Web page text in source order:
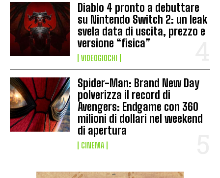
Diablo 4 pronto a debuttare
su Nintendo Switch 2: un leak
svela data di uscita, prezzo e
versione “fisica”
VIDEOGIOCHI
Spider-Man: Brand New Day
polverizza il record di
Avengers: Endgame con 360
milioni di dollari nel weekend
di apertura
CINEMA